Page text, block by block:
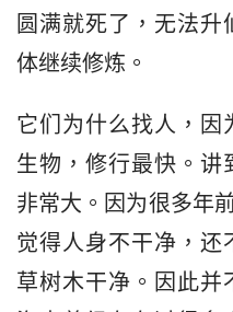
圆满就死了，无法升
体继续修炼。
它们为什么找人，因
生物，修行最快。讲
非常大。因为很多年
觉得人身不干净，还
草树木干净。因此并